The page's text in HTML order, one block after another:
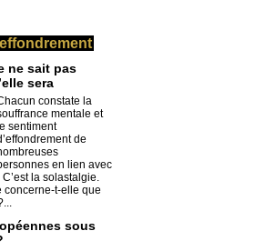
ne sait pas
sera
constate la
mentale et
le sentiment
de
en lien avec
C’est la solastalgie.
concerne-t-elle que
sous